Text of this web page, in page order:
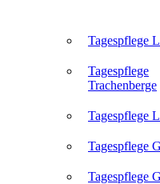
Tagespflege
Tagespflege
Trachenberge
Tagespflege
Tagespflege
Tagespflege